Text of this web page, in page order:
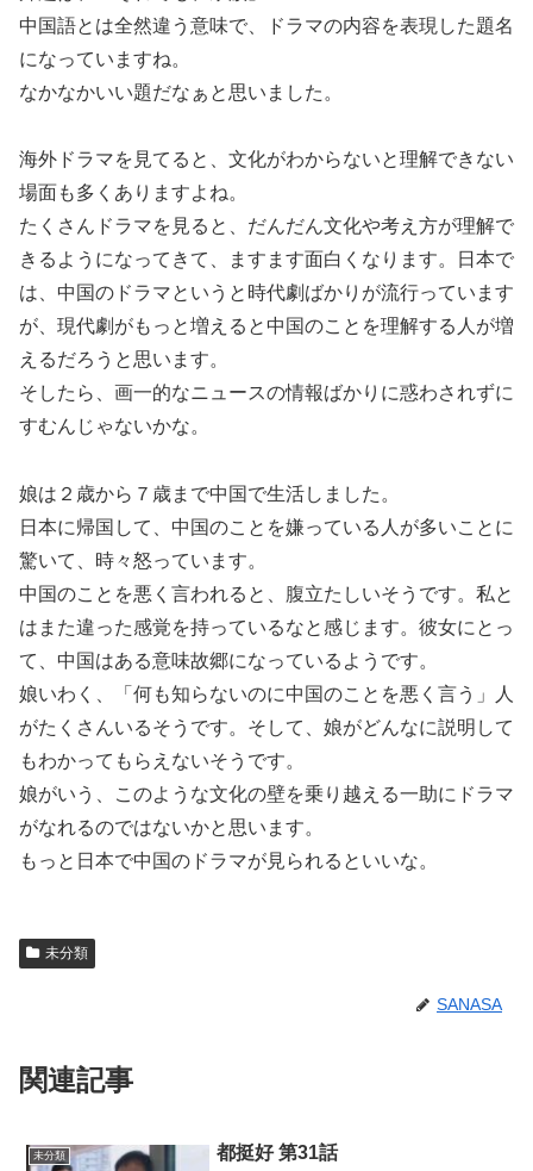
中国語とは全然違う意味で、ドラマの内容を表現した題名
になっていますね。
なかなかいい題だなぁと思いました。
海外ドラマを見てると、文化がわからないと理解できない
場面も多くありますよね。
たくさんドラマを見ると、だんだん文化や考え方が理解で
きるようになってきて、ますます面白くなります。日本で
は、中国のドラマというと時代劇ばかりが流行っています
が、現代劇がもっと増えると中国のことを理解する人が増
えるだろうと思います。
そしたら、画一的なニュースの情報ばかりに惑わされずに
すむんじゃないかな。
娘は２歳から７歳まで中国で生活しました。
日本に帰国して、中国のことを嫌っている人が多いことに
驚いて、時々怒っています。
中国のことを悪く言われると、腹立たしいそうです。私と
はまた違った感覚を持っているなと感じます。彼女にとっ
て、中国はある意味故郷になっているようです。
娘いわく、「何も知らないのに中国のことを悪く言う」人
がたくさんいるそうです。そして、娘がどんなに説明して
もわかってもらえないそうです。
娘がいう、このような文化の壁を乗り越える一助にドラマ
がなれるのではないかと思います。
もっと日本で中国のドラマが見られるといいな。
未分類
SANASA
関連記事
未分類 都挺好 第31話